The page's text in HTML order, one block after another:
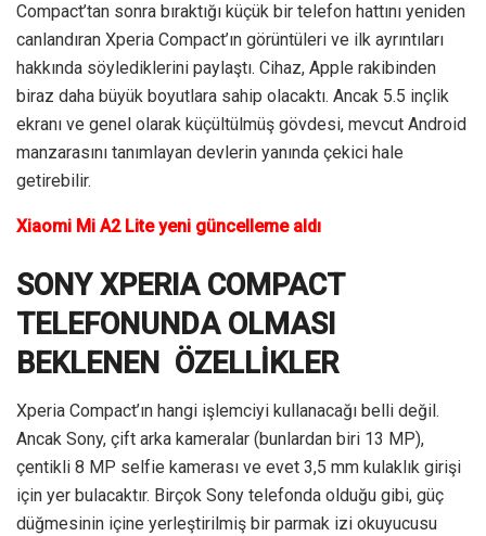
Compact’tan sonra bıraktığı küçük bir telefon hattını yeniden
canlandıran Xperia Compact’ın görüntüleri ve ilk ayrıntıları
hakkında söylediklerini paylaştı. Cihaz, Apple rakibinden
biraz daha büyük boyutlara sahip olacaktı. Ancak 5.5 inçlik
ekranı ve genel olarak küçültülmüş gövdesi, mevcut Android
manzarasını tanımlayan devlerin yanında çekici hale
getirebilir.
Xiaomi Mi A2 Lite yeni güncelleme aldı
SONY XPERIA COMPACT
TELEFONUNDA OLMASI
BEKLENEN ÖZELLİKLER
Xperia Compact’ın hangi işlemciyi kullanacağı belli değil.
Ancak Sony, çift arka kameralar (bunlardan biri 13 MP),
çentikli 8 MP selfie kamerası ve evet 3,5 mm kulaklık girişi
için yer bulacaktır. Birçok Sony telefonda olduğu gibi, güç
düğmesinin içine yerleştirilmiş bir parmak izi okuyucusu